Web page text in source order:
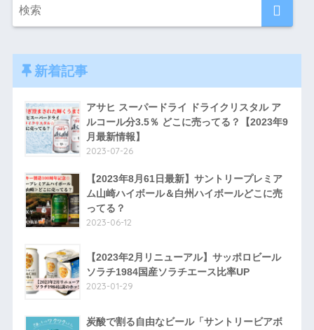
新着記事
アサヒ スーパードライ ドライクリスタル ア
ルコール分3.5％ どこに売ってる？【2023年9
月最新情報】
2023-07-26
【2023年8月61日最新】サントリープレミア
ム山崎ハイボール＆白州ハイボールどこに売
ってる？
2023-06-12
【2023年2月リニューアル】サッポロビール
ソラチ1984国産ソラチエース比率UP
2023-01-29
炭酸で割る自由なビール「サントリービアボ